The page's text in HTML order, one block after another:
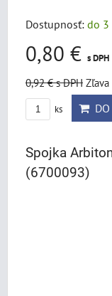
Dostupnosť: do 3
0,80 € s DPH
0,92 €s DPH
ks DO
Spojka
(6700093)